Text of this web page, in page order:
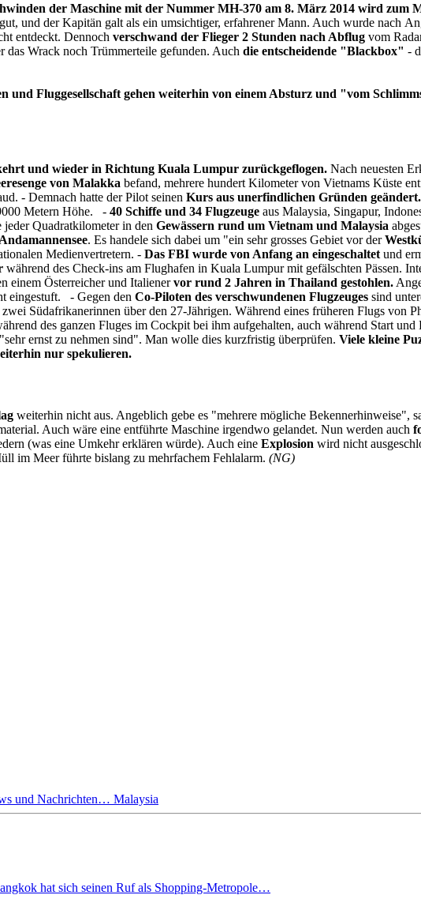
der Maschine mit der Nummer MH-370 am 8. März 2014 wird zum
und der Kapitän galt als ein umsichtiger, erfahrener Mann. Auch wurde nach
entdeckt. Dennoch verschwand der Flieger 2 Stunden nach Abflug vom
das Wrack noch Trümmerteile gefunden. Auch die entscheidende "Blackbox" -
und Fluggesellschaft gehen weiterhin von einem Absturz und "vom
und wieder in Richtung Kuala Lumpur zurückgeflogen. Nach neuesten
von Malakka befand, mehrere hundert Kilometer von Vietnams Küste
- Demnach hatte der Pilot seinen Kurs aus unerfindlichen Gründen geändert.
Metern Höhe. - 40 Schiffe und 34 Flugzeuge aus Malaysia, Singapur,
Quadratkilometer in den Gewässern rund um Vietnam und Malaysia
. Es handele sich dabei um "ein sehr grosses Gebiet vor der
Medienvertretern. - Das FBI wurde von Anfang an eingeschaltet und
während des Check-ins am Flughafen in Kuala Lumpur mit gefälschten Pässen.
einem Österreicher und Italienervor rund 2 Jahren in Thailand gestohlen.
eingestuft. - Gegen den Co-Piloten des verschwundenen Flugzeuges sind
Südafrikanerinnen über den 27-Jährigen. Während eines früheren Flugs von
des ganzen Fluges im Cockpit bei ihm aufgehalten, auch während Start
ernst zu nehmen sind". Man wolle dies kurzfristig überprüfen. Viele kleine
nur spekulieren.
weiterhin nicht aus. Angeblich gebe es "mehrere mögliche Bekennerhinweise",
Auch wäre eine entführte Maschine irgendwo gelandet. Nun werden auch
(was eine Umkehr erklären würde). Auch eine Explosion wird nicht
im Meer führte bislang zu mehrfachem Fehlalarm. (NG)
und Nachrichten… Malaysia
hat sich seinen Ruf als Shopping-Metropole…